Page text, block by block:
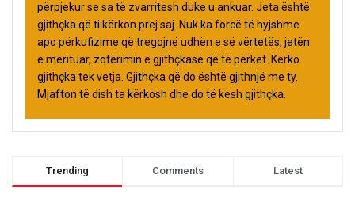
përpjekur se sa të zvarritesh duke u ankuar. Jeta është
gjithçka që ti kërkon prej saj. Nuk ka forcë të hyjshme
apo përkufizime që tregojnë udhën e së vërtetës, jetën
e merituar, zotërimin e gjithçkasë që të përket. Kërko
gjithçka tek vetja. Gjithçka që do është gjithnjë me ty.
Mjafton të dish ta kërkosh dhe do të kesh gjithçka.
Trending Comments Latest